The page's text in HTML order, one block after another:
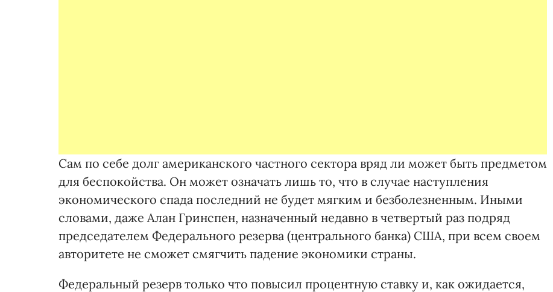
Сам по себе долг американского частного сектора вряд ли может быть предметом
для беспокойства. Он может означать лишь то, что в случае наступления
экономического спада последний не будет мягким и безболезненным. Иными
словами, даже Алан Гринспен, назначенный недавно в четвертый раз подряд
председателем Федерального резерва (центрального банка) США, при всем своем
авторитете не сможет смягчить падение экономики страны.
Федеральный резерв только что повысил процентную ставку и, как ожидается,